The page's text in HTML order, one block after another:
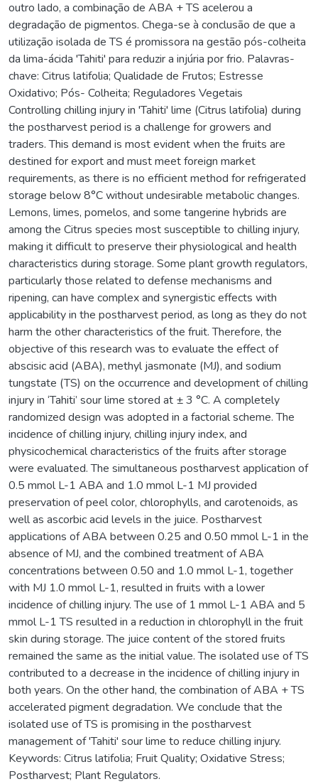
outro lado, a combinação de ABA + TS acelerou a
degradação de pigmentos. Chega-se à conclusão de que a
utilização isolada de TS é promissora na gestão pós-colheita
da lima-ácida 'Tahiti' para reduzir a injúria por frio. Palavras-
chave: Citrus latifolia; Qualidade de Frutos; Estresse
Oxidativo; Pós- Colheita; Reguladores Vegetais
Controlling chilling injury in 'Tahiti' lime (Citrus latifolia) during
the postharvest period is a challenge for growers and
traders. This demand is most evident when the fruits are
destined for export and must meet foreign market
requirements, as there is no efficient method for refrigerated
storage below 8°C without undesirable metabolic changes.
Lemons, limes, pomelos, and some tangerine hybrids are
among the Citrus species most susceptible to chilling injury,
making it difficult to preserve their physiological and health
characteristics during storage. Some plant growth regulators,
particularly those related to defense mechanisms and
ripening, can have complex and synergistic effects with
applicability in the postharvest period, as long as they do not
harm the other characteristics of the fruit. Therefore, the
objective of this research was to evaluate the effect of
abscisic acid (ABA), methyl jasmonate (MJ), and sodium
tungstate (TS) on the occurrence and development of chilling
injury in ‘Tahiti’ sour lime stored at ± 3 °C. A completely
randomized design was adopted in a factorial scheme. The
incidence of chilling injury, chilling injury index, and
physicochemical characteristics of the fruits after storage
were evaluated. The simultaneous postharvest application of
0.5 mmol L-1 ABA and 1.0 mmol L-1 MJ provided
preservation of peel color, chlorophylls, and carotenoids, as
well as ascorbic acid levels in the juice. Postharvest
applications of ABA between 0.25 and 0.50 mmol L-1 in the
absence of MJ, and the combined treatment of ABA
concentrations between 0.50 and 1.0 mmol L-1, together
with MJ 1.0 mmol L-1, resulted in fruits with a lower
incidence of chilling injury. The use of 1 mmol L-1 ABA and 5
mmol L-1 TS resulted in a reduction in chlorophyll in the fruit
skin during storage. The juice content of the stored fruits
remained the same as the initial value. The isolated use of TS
contributed to a decrease in the incidence of chilling injury in
both years. On the other hand, the combination of ABA + TS
accelerated pigment degradation. We conclude that the
isolated use of TS is promising in the postharvest
management of 'Tahiti' sour lime to reduce chilling injury.
Keywords: Citrus latifolia; Fruit Quality; Oxidative Stress;
Postharvest; Plant Regulators.